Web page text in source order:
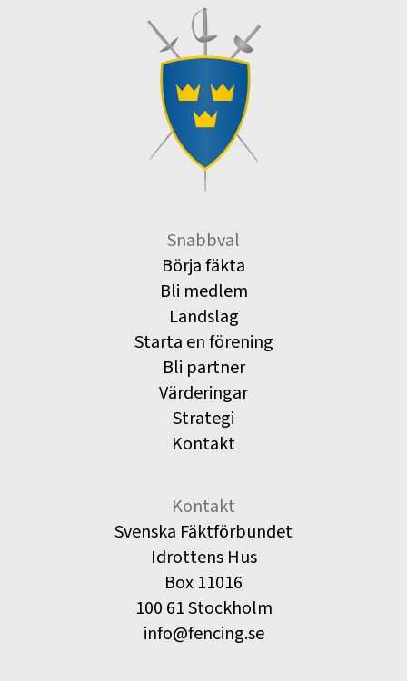
Snabbval
Börja fäkta
Bli medlem
Landslag
Starta en förening
Bli partner
Värderingar
Strategi
Kontakt
Kontakt
Svenska Fäktförbundet
Idrottens Hus
Box 11016
100 61 Stockholm
info@fencing.se